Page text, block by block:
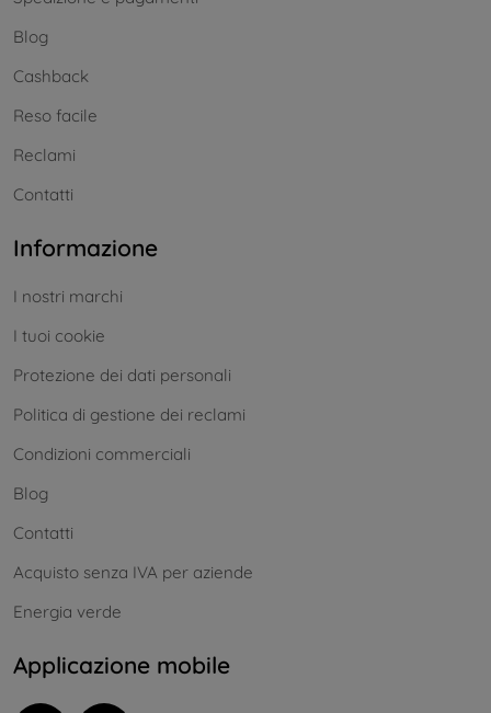
Blog
Cashback
Reso facile
Reclami
Contatti
Informazione
I nostri marchi
I tuoi cookie
Protezione dei dati personali
Politica di gestione dei reclami
Condizioni commerciali
Blog
Contatti
Acquisto senza IVA per aziende
Energia verde
Applicazione mobile